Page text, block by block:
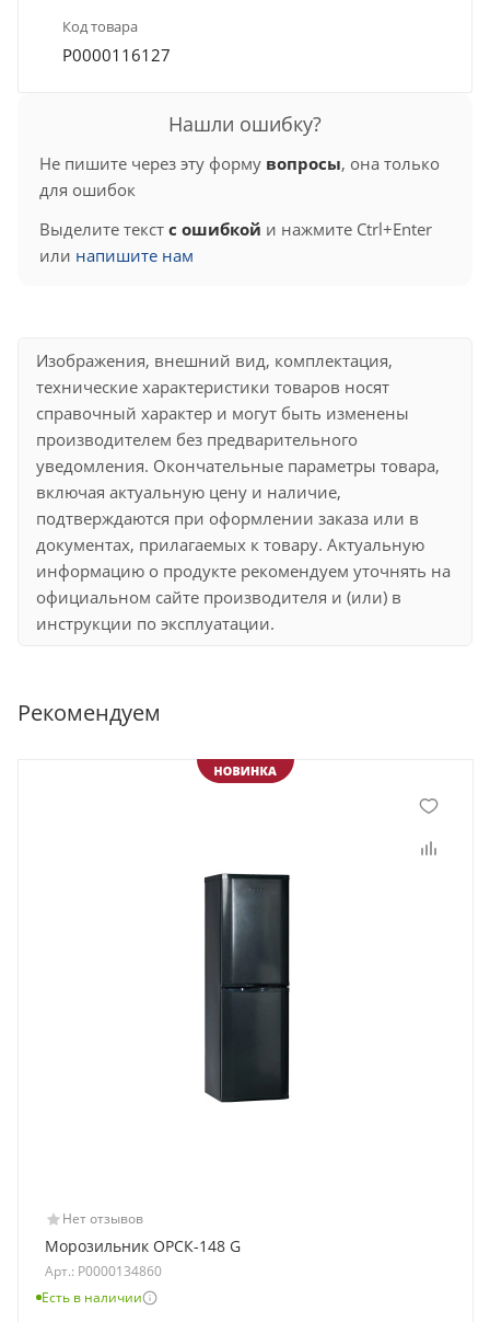
Код товара
Р0000116127
Нашли ошибку?
Не пишите через эту форму вопросы, она только
для ошибок
Выделите текст с ошибкой и нажмите Ctrl+Enter
или напишите нам
Изображения, внешний вид, комплектация,
технические характеристики товаров носят
справочный характер и могут быть изменены
производителем без предварительного
уведомления. Окончательные параметры товара,
включая актуальную цену и наличие,
подтверждаются при оформлении заказа или в
документах, прилагаемых к товару. Актуальную
информацию о продукте рекомендуем уточнять на
официальном сайте производителя и (или) в
инструкции по эксплуатации.
Рекомендуем
Нет отзывов
Морозильник ОРСК-148 G
Арт.: Р0000134860
Есть в наличии